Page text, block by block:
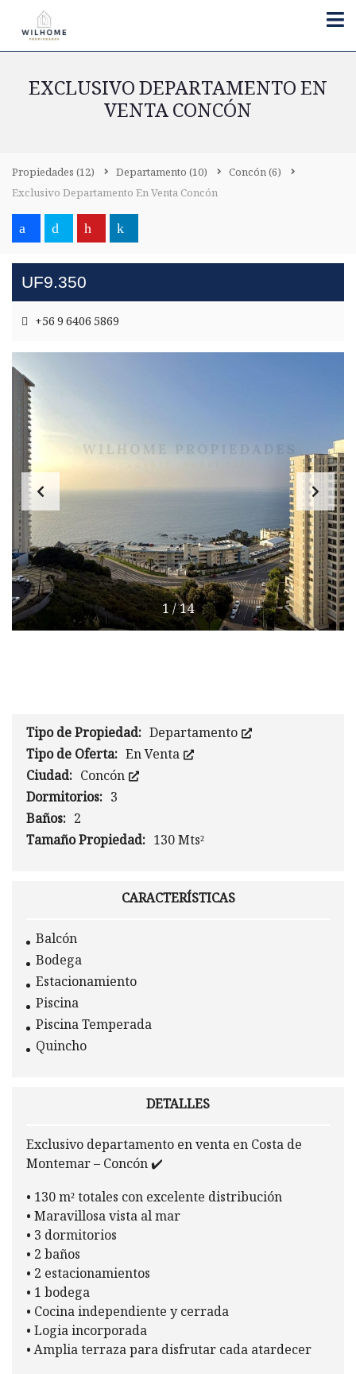
EXCLUSIVO DEPARTAMENTO EN
VENTA CONCÓN
Propiedades(12) Departamento(10) Concón(6)
Exclusivo Departamento En Venta Concón
UF9.350
+56 9 6406 5869
1/14
Tipo de Propiedad: Departamento
Tipo de Oferta: En Venta
Ciudad: Concón
Dormitorios: 3
Baños: 2
Tamaño Propiedad: 130 Mts²
CARACTERÍSTICAS
Balcón
Bodega
Estacionamiento
Piscina
Piscina Temperada
Quincho
DETALLES
Exclusivo departamento en venta en Costa de
Montemar – Concón ✔️
• 130 m² totales con excelente distribución
• Maravillosa vista al mar
• 3 dormitorios
• 2 baños
• 2 estacionamientos
• 1 bodega
• Cocina independiente y cerrada
• Logia incorporada
• Amplia terraza para disfrutar cada atardecer